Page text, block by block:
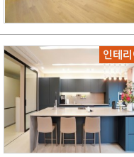
인테리